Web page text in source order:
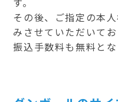
その後、ご指定の本
みさせていただいてお
振込手数料も無料とな